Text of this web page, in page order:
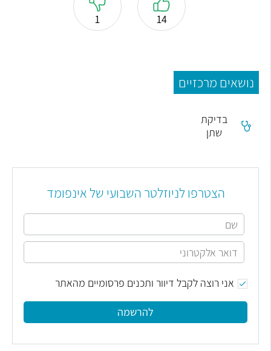
14
1
נושאים מרכזיים
בדיקת
שתן
הצטרפו לניוזלטר השבועי של אינפומד
אני רוצה לקבל דיוור ותכנים פרסומיים מהאתר
להרשמה